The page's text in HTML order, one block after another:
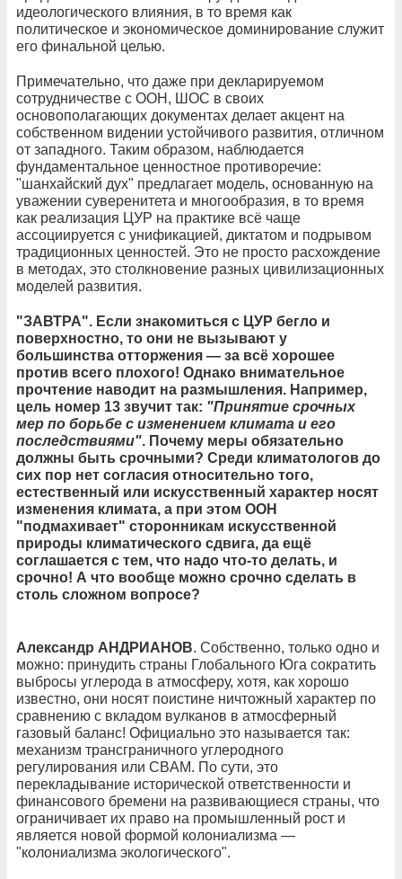
идеологического влияния, в то время как
политическое и экономическое доминирование служит
его финальной целью.
Примечательно, что даже при декларируемом
сотрудничестве с ООН, ШОС в своих
основополагающих документах делает акцент на
собственном видении устойчивого развития, отличном
от западного. Таким образом, наблюдается
фундаментальное ценностное противоречие:
"шанхайский дух" предлагает модель, основанную на
уважении суверенитета и многообразия, в то время
как реализация ЦУР на практике всё чаще
ассоциируется с унификацией, диктатом и подрывом
традиционных ценностей. Это не просто расхождение
в методах, это столкновение разных цивилизационных
моделей развития.
"ЗАВТРА". Если знакомиться с ЦУР бегло и
поверхностно, то они не вызывают у
большинства отторжения — за всё хорошее
против всего плохого! Однако внимательное
прочтение наводит на размышления. Например,
цель номер 13 звучит так: "Принятие срочных
мер по борьбе с изменением климата и его
последствиями". Почему меры обязательно
должны быть срочными? Среди климатологов до
сих пор нет согласия относительно того,
естественный или искусственный характер носят
изменения климата, а при этом ООН
"подмахивает" сторонникам искусственной
природы климатического сдвига, да ещё
соглашается с тем, что надо что-то делать, и
срочно! А что вообще можно срочно сделать в
столь сложном вопросе?
Александр АНДРИАНОВ. Собственно, только одно и
можно: принудить страны Глобального Юга сократить
выбросы углерода в атмосферу, хотя, как хорошо
известно, они носят поистине ничтожный характер по
сравнению с вкладом вулканов в атмосферный
газовый баланс! Официально это называется так:
механизм трансграничного углеродного
регулирования или CBAM. По сути, это
перекладывание исторической ответственности и
финансового бремени на развивающиеся страны, что
ограничивает их право на промышленный рост и
является новой формой колониализма —
"колониализма экологического".